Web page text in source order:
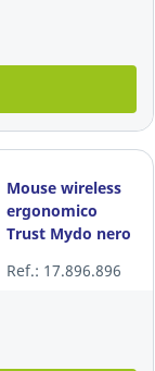
Mouse wireless
ergonomico
Trust Mydo nero
Ref.: 17.896.896